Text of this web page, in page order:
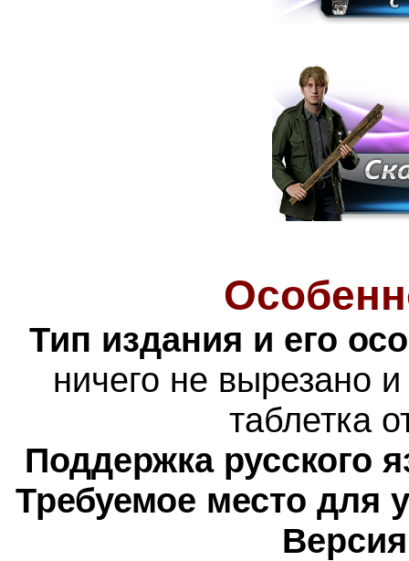
Тип издания и его
ничего не вырезано
таблетка
Поддержка русского
Требуемое место для